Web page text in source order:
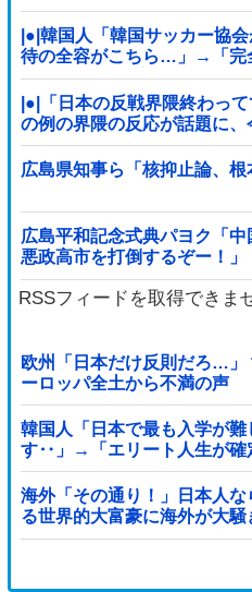
|●|韓国人「韓国サッカー協
待の全容がこちら…」→「完
ﾙ」＝韓国の反応
|●|「日本の反戦界隈終わっ
の例の界隈の反応が話題に
しまった結果……
広島県知事ら「核抑止論、根
広島平和記念式典パヨク「中
悪政高市を打倒するぞー！」
RSSフィードを取得できま
欧州「日本だけ反則だろ…」
ーロッパ全土から不満の声
韓国人「日本で最も入学が
す‥」→「エリート人生が確
海外「その通り！」日本人
る世界的大富豪に海外が大騒